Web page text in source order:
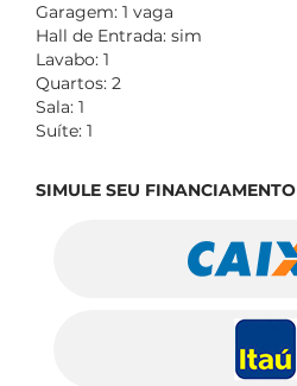
Garagem: 1 vaga
Hall de Entrada: sim
Lavabo: 1
Quartos: 2
Sala: 1
Suíte: 1
SIMULE SEU FINANCIAMENTO